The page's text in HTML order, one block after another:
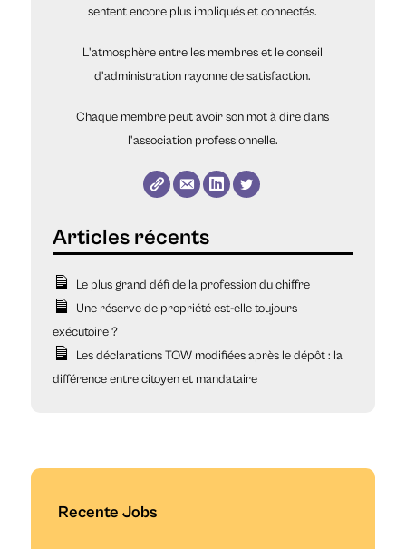
sentent encore plus impliqués et connectés.
L'atmosphère entre les membres et le conseil
d'administration rayonne de satisfaction.
Chaque membre peut avoir son mot à dire dans
l'association professionnelle.
Le plus grand défi de la profession du chiffre
Une réserve de propriété est-elle toujours
exécutoire ?
Les déclarations TOW modifiées après le dépôt : la
différence entre citoyen et mandataire
Recente Jobs